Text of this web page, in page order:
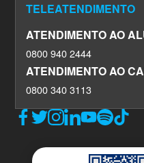
TELEATENDIMENTO
ATENDIMENTO AO
0800 940 2444
ATENDIMENTO AO
0800 340 3113